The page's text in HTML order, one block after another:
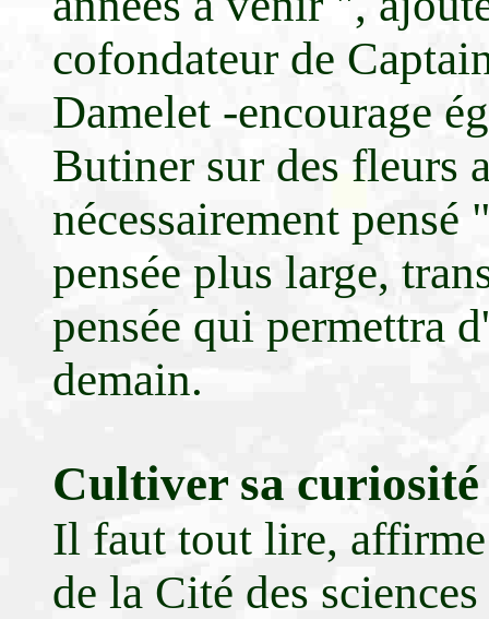
cofondateur de
Damelet -encourage
Butiner sur des fleurs
nécessairement
pensée plus large,
pensée qui permettra
demain.
Cultiver sa curiosité
Il faut tout lire,
de la Cité des